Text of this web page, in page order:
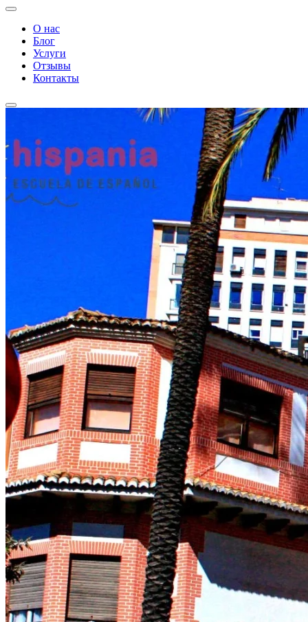
О нас
Блог
Услуги
Отзывы
Контакты